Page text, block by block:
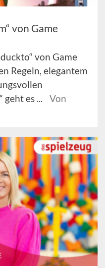
von Game
von Game
Regeln, elegantem
es ...
Von